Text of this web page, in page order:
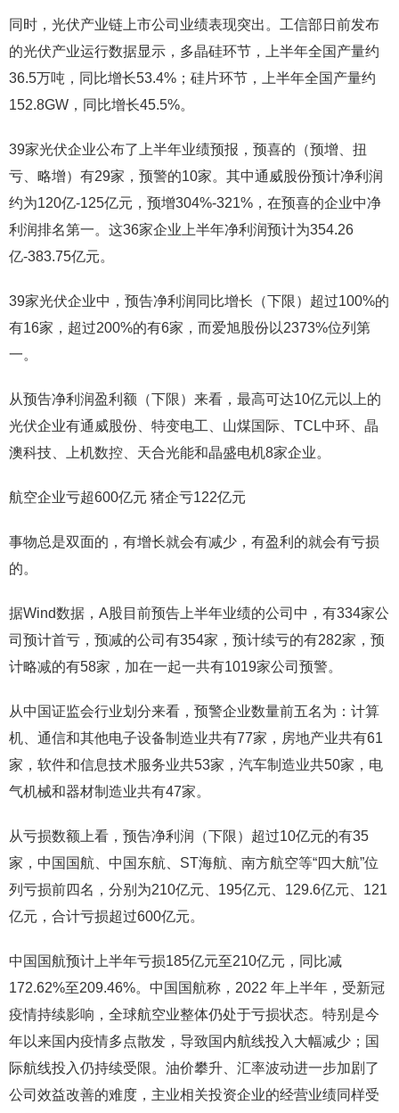
同时，光伏产业链上市公司业绩表现突出。工信部日前发布
的光伏产业运行数据显示，多晶硅环节，上半年全国产量约
36.5万吨，同比增长53.4%；硅片环节，上半年全国产量约
152.8GW，同比增长45.5%。
39家光伏企业公布了上半年业绩预报，预喜的（预增、扭
亏、略增）有29家，预警的10家。其中通威股份预计净利润
约为120亿-125亿元，预增304%-321%，在预喜的企业中净
利润排名第一。这36家企业上半年净利润预计为354.26
亿-383.75亿元。
39家光伏企业中，预告净利润同比增长（下限）超过100%的
有16家，超过200%的有6家，而爱旭股份以2373%位列第
一。
从预告净利润盈利额（下限）来看，最高可达10亿元以上的
光伏企业有通威股份、特变电工、山煤国际、TCL中环、晶
澳科技、上机数控、天合光能和晶盛电机8家企业。
航空企业亏超600亿元 猪企亏122亿元
事物总是双面的，有增长就会有减少，有盈利的就会有亏损
的。
据Wind数据，A股目前预告上半年业绩的公司中，有334家公
司预计首亏，预减的公司有354家，预计续亏的有282家，预
计略减的有58家，加在一起一共有1019家公司预警。
从中国证监会行业划分来看，预警企业数量前五名为：计算
机、通信和其他电子设备制造业共有77家，房地产业共有61
家，软件和信息技术服务业共53家，汽车制造业共50家，电
气机械和器材制造业共有47家。
从亏损数额上看，预告净利润（下限）超过10亿元的有35
家，中国国航、中国东航、ST海航、南方航空等“四大航”位
列亏损前四名，分别为210亿元、195亿元、129.6亿元、121
亿元，合计亏损超过600亿元。
中国国航预计上半年亏损185亿元至210亿元，同比减
172.62%至209.46%。中国国航称，2022 年上半年，受新冠
疫情持续影响，全球航空业整体仍处于亏损状态。特别是今
年以来国内疫情多点散发，导致国内航线投入大幅减少；国
际航线投入仍持续受限。油价攀升、汇率波动进一步加剧了
公司效益改善的难度，主业相关投资企业的经营业绩同样受